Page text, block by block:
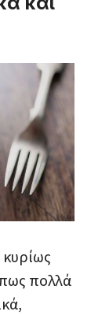
πολλά